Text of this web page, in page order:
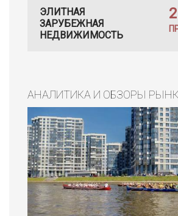
ЭЛИТНАЯ
ЗАРУБЕЖНАЯ
НЕДВИЖИМОСТЬ
АНАЛИТИКА И ОБЗОРЫ